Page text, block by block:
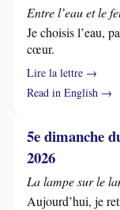
Entre l’eau et le
Je choisis l’eau,
cœur.
Lire la lettre →
Read in English →
5e dimanche
2026
La lampe sur le
Aujourd’hui, je